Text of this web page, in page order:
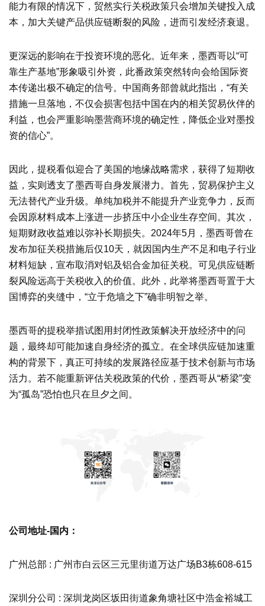
能力有限的情况下，贸然实行关税政策只会增加关键投入成
本，加大关键产品供应链断裂的风险，进而引发经济衰退。
更深远的影响在于投资环境的恶化。近年来，墨西哥以“可
靠生产基地”形象吸引外资，此番政策突然转向会给国际资
本传递出极不确定的信号。中国商务部曾就此指出，“有关
措施一旦落地，不仅会损害包括中国在内的相关贸易伙伴的
利益，也会严重影响墨营商环境的确定性，降低企业对墨投
资的信心”。
因此，提税看似迎合了美国的地缘战略需求，获得了短期收
益，实则透支了墨西哥自身发展潜力。首先，贸易保护主义
无法替代产业升级。单纯加税并不能提升产业竞争力，反而
会因原材料成本上涨进一步挤压中小企业生存空间。其次，
短期财政收益难以弥补长期损失。2024年5月，墨西哥曾在
发布加征关税措施后仅10天，就因国内生产不足和电子行业
材料短缺，宣布取消对铝及铝合金加征关税。可见供应链断
裂风险远高于关税收入的价值。此外，此举将墨西哥置于大
国博弈的夹缝中，“立于危墙之下”确非明智之举。
墨西哥的提税举措试图用封闭性政策解决开放经济中的问
题，最终却可能加速自身经济的孤立。在全球供应链加速重
构的背景下，真正可持续的发展路径应基于技术创新与市场
活力。若不能重新评估关税政策的代价，墨西哥从“桥梁”变
为“孤岛”恐怕也只在旦夕之间。
公司地址-国内：
广州总部 : 广州市白云区三元里街道万达广场B3栋608-615
深圳分公司 : 深圳龙岗区坂田街道象角塘社区中浩金裕城工